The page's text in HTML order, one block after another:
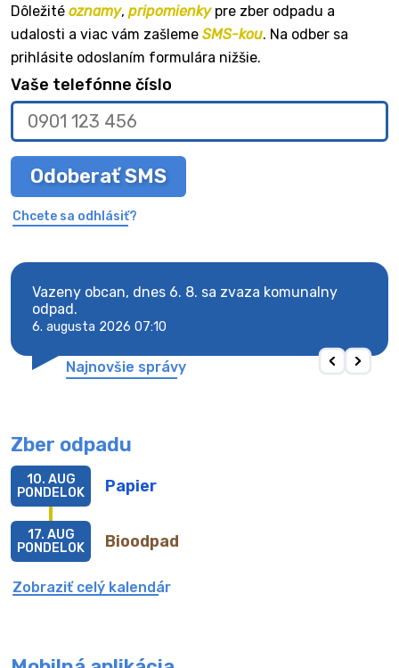
Dôležité oznamy, pripomienkypre zber odpadu a
udalosti a viac vám zašleme SMS-kou. Na odber sa
prihlásite odoslaním formulára nižšie.
Vaše telefónne číslo
Odoberať SMS
Chcete sa odhlásiť?
Vazeny obcan, dnes 6. 8. sa zvaza komunalny
odpad.
6. augusta 2026 07:10
Najnovšie správy
Zber odpadu
Papier
10. AUG
PONDELOK
Bioodpad
17. AUG
PONDELOK
Zobraziť celý kalendár